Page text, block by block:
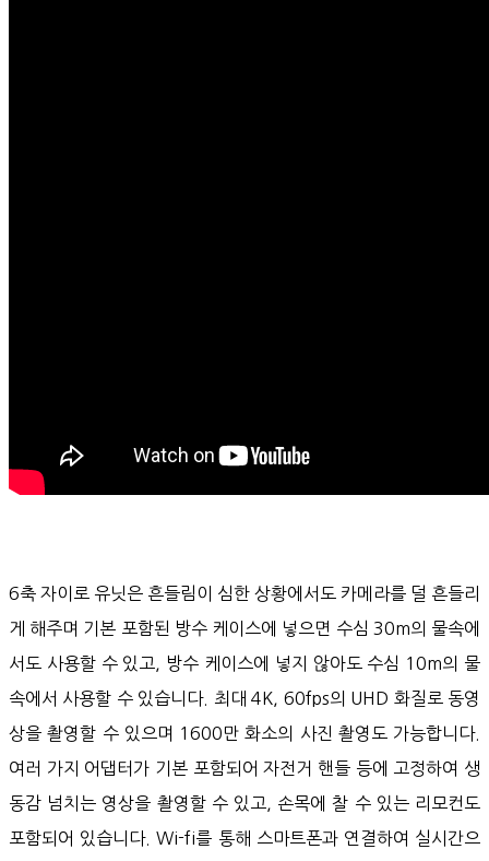
6축 자이로 유닛은 흔들림이 심한 상황에서도 카메라를 덜 흔들리
게 해주며 기본 포함된 방수 케이스에 넣으면 수심 30m의 물속에
서도 사용할 수 있고, 방수 케이스에 넣지 않아도 수심 10m의 물
속에서 사용할 수 있습니다. 최대 4K, 60fps의 UHD 화질로 동영
상을 촬영할 수 있으며 1600만 화소의 사진 촬영도 가능합니다.
여러 가지 어댑터가 기본 포함되어 자전거 핸들 등에 고정하여 생
동감 넘치는 영상을 촬영할 수 있고, 손목에 찰 수 있는 리모컨도
포함되어 있습니다. Wi-fi를 통해 스마트폰과 연결하여 실시간으